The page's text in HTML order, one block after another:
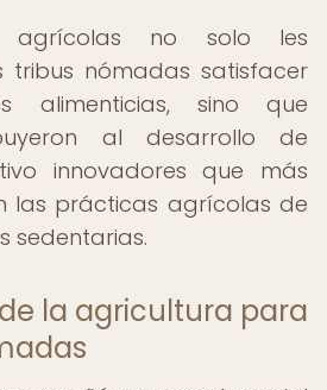
agrícolas no solo les
tribus nómadas satisfacer
alimenticias, sino que
al desarrollo de
innovadores que más
las prácticas agrícolas de
sedentarias.
la agricultura para